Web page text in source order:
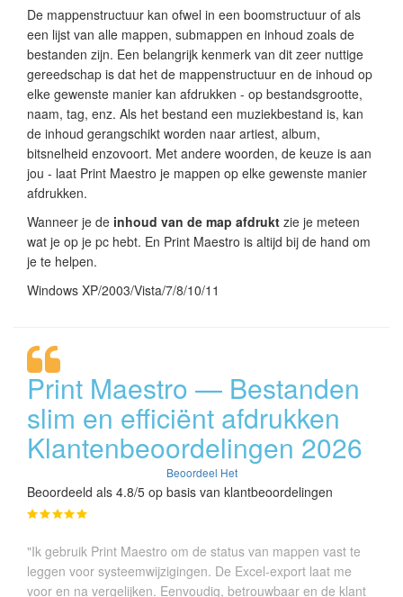
De mappenstructuur kan ofwel in een boomstructuur of als
een lijst van alle mappen, submappen en inhoud zoals de
bestanden zijn. Een belangrijk kenmerk van dit zeer nuttige
gereedschap is dat het de mappenstructuur en de inhoud op
elke gewenste manier kan afdrukken - op bestandsgrootte,
naam, tag, enz. Als het bestand een muziekbestand is, kan
de inhoud gerangschikt worden naar artiest, album,
bitsnelheid enzovoort. Met andere woorden, de keuze is aan
jou - laat Print Maestro je mappen op elke gewenste manier
afdrukken.
Wanneer je de inhoud van de map afdrukt zie je meteen
wat je op je pc hebt. En Print Maestro is altijd bij de hand om
je te helpen.
Windows XP/2003/Vista/7/8/10/11
Print Maestro — Bestanden
slim en efficiënt afdrukken
Klantenbeoordelingen 2026
Beoordeel Het
Beoordeeld als 4.8/5 op basis van klantbeoordelingen
"Ik gebruik Print Maestro om de status van mappen vast te
leggen voor systeemwijzigingen. De Excel-export laat me
voor en na vergelijken. Eenvoudig, betrouwbaar en de klant